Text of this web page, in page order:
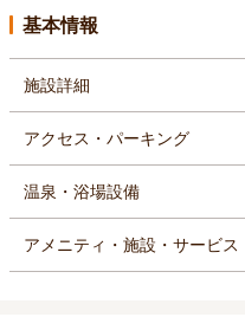
基本情報
施設詳細
アクセス・パーキング
温泉・浴場設備
アメニティ・施設・サービス